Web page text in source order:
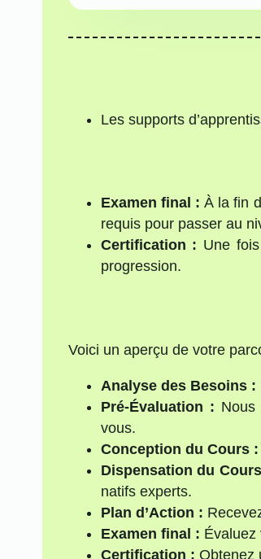
Les supports
Examen final : À la fin
requis pour passer au
Certification : Une
progression.
Voici un aperçu de votre
Analyse des Besoins :
Pré-Évaluation :
vous.
Conception du Cours :
Dispensation du
natifs experts.
Plan d’Action :
Examen final : Évaluez
Certification : Obtenez